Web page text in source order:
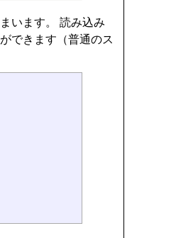
います。 読み込み
できます（普通のス